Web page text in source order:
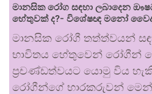
මානසික රෝග සඳහා ලබාදෙන
හේතුවක් ද?- විශේෂඥ මනෝ
මානසික රෝගී තත්ත්වයන්
භාවිතය හේතුවෙන් රෝගීන්
ප්‍රචණ්ඩත්වයට යොමු විය
රෝගීන්ගේ භාරකරුවන්